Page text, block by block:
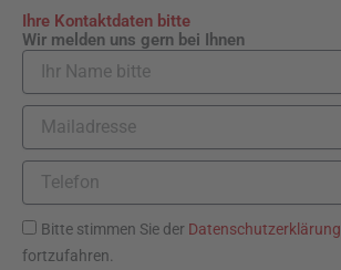
Ihre Kontaktdaten bitte
Wir melden uns gern bei Ihnen
r
a
i
t
i
a
d
r
e
f
D
a
Bitte stimmen Sie der Datenschutzerklärung
fortzufahren.